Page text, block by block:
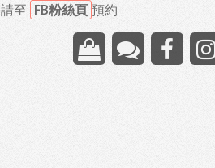
請至 FB粉絲頁 預約